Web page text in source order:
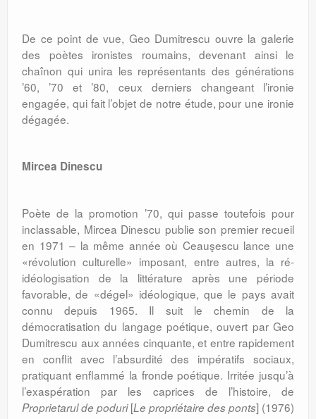
De ce point de vue, Geo Dumitrescu ouvre la galerie
des poètes ironistes roumains, devenant ainsi le
chaînon qui unira les représentants des générations
’60, ’70 et ’80, ceux derniers changeant l’ironie
engagée, qui fait l’objet de notre étude, pour une ironie
dégagée.
Mircea Dinescu
Poète de la promotion ’70, qui passe toutefois pour
inclassable, Mircea Dinescu publie son premier recueil
en 1971 – la même année où Ceauşescu lance une
«révolution culturelle» imposant, entre autres, la ré-
idéologisation de la littérature après une période
favorable, de «dégel» idéologique, que le pays avait
connu depuis 1965. Il suit le chemin de la
démocratisation du langage poétique, ouvert par Geo
Dumitrescu aux années cinquante, et entre rapidement
en conflit avec l’absurdité des impératifs sociaux,
pratiquant enflammé la fronde poétique. Irritée jusqu’à
l’exaspération par les caprices de l’histoire, de
Proprietarul de poduri[Le propriétaire des ponts] (1976)